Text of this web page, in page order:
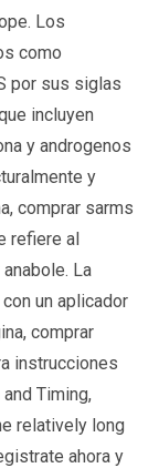
Los
como
por sus siglas
incluyen
y androgenos
y
comprar sarms
refiere al
La
un aplicador
comprar
instrucciones
Timing,
relatively long
ahora y